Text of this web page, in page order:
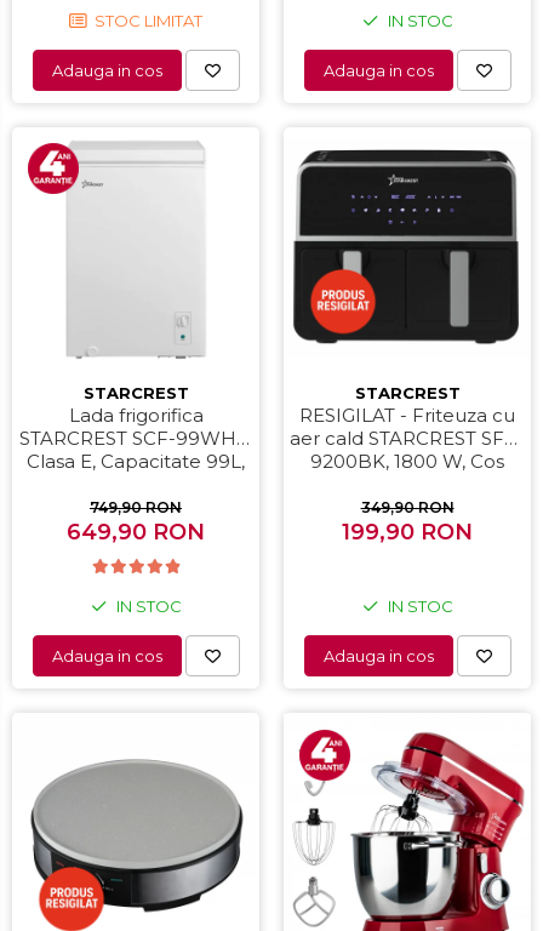
STOC LIMITAT
Adauga in cos
IN STOC
Adauga in cos
STARCREST
Lada frigorifica
STARCREST SCF-99WHE,
Clasa E, Capacitate 99L,
functie frigider,
Termostat reglabil, Alb
749,90 RON
649,90 RON
IN STOC
Adauga in cos
STARCREST
RESIGILAT - Friteuza cu
aer cald STARCREST SFR-
9200BK, 1800 W, Cos
80 - 200 °C, 8 programe
predefinite, Negru
349,90 RON
199,90 RON
IN STOC
Adauga in cos